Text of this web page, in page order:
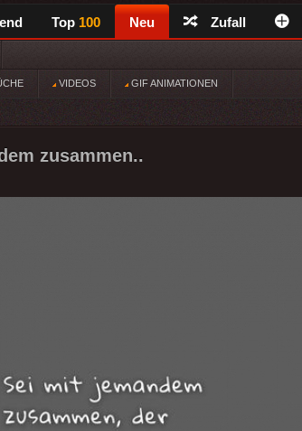
Top 100 Neu Zufall
VIDEOS GIF ANIMATIONEN
zusammen..